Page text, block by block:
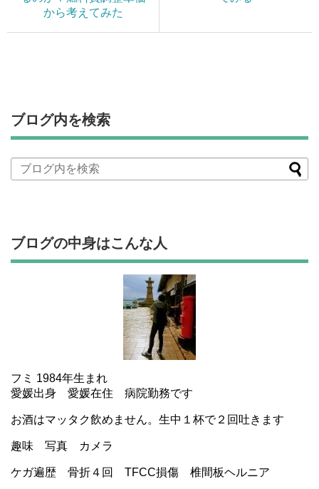
から考えてみた
ブログ内を検索
ブログの中身はこんな人
フミ 1984年生まれ
愛媛出身 愛媛在住 病院勤務です
お酒はマッタク飲めません。生中１杯で２回吐きます
趣味 写真 カメラ
ケガ遍歴 骨折４回 TFCC損傷 椎間板ヘルニア